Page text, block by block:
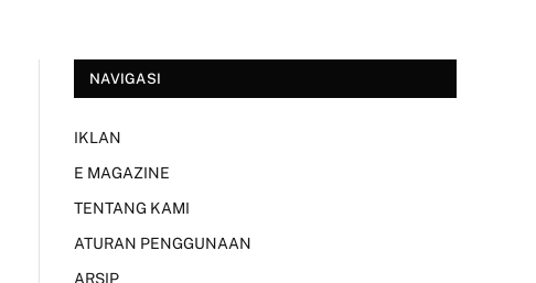
NAVIGASI
IKLAN
E MAGAZINE
TENTANG KAMI
ATURAN PENGGUNAAN
ARSIP